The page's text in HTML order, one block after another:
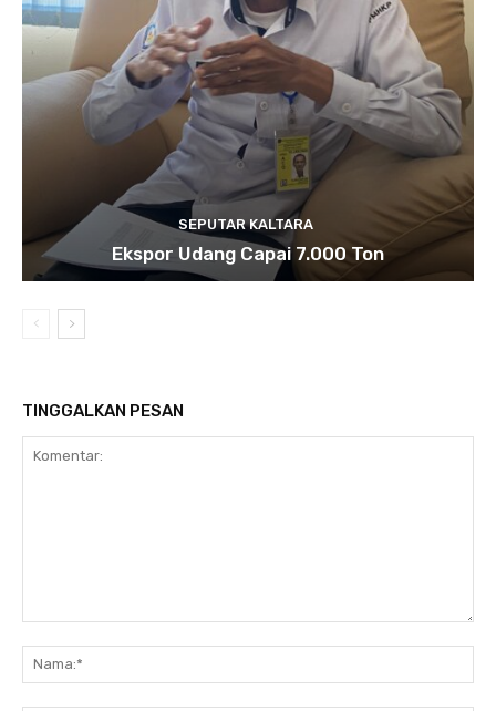
SEPUTAR KALTARA
Ekspor Udang Capai 7.000 Ton
TINGGALKAN PESAN